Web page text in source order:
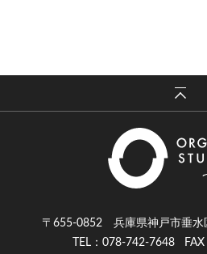
〒655-0852 兵庫県神戸市垂水
TEL：078-742-7648